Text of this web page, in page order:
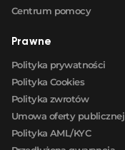
Centrum pomocy
Prawne
Polityka prywatności
Polityka Cookies
Polityka zwrotów
Umowa oferty publicznej
Polityka AML/KYC